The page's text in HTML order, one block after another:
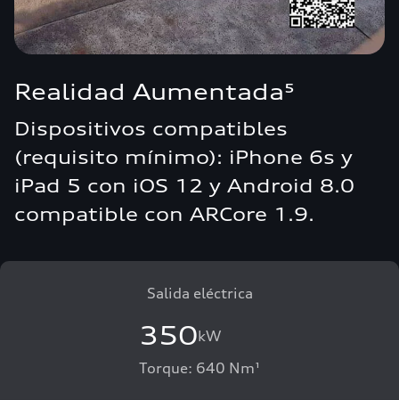
Realidad Aumentada⁵
Dispositivos compatibles
(requisito mínimo): iPhone 6s y
iPad 5 con iOS 12 y Android 8.0
compatible con ARCore 1.9.
Salida eléctrica
350kW
Torque: 640 Nm¹